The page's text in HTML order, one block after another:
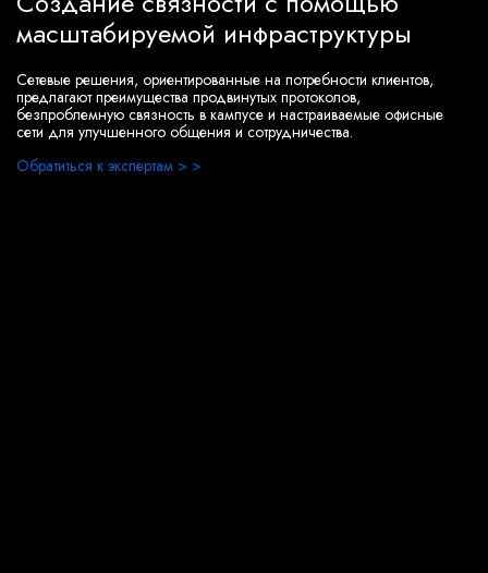
масштабируемой инфраструктуры
Сетевые решения, ориентированные на потребности клиентов,
предлагают преимущества продвинутых протоколов,
безпроблемную связность в кампусе и настраиваемые офисные
сети для улучшенного общения и сотрудничества.
Обратиться к экспертам > >